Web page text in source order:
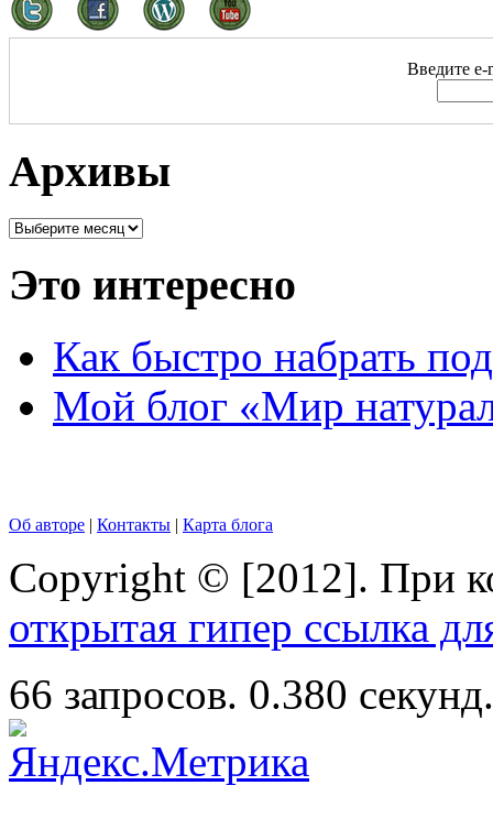
Введите e-
Архивы
Это интересно
Как быстро набрать
Мой блог «Мир
Об авторе | Контакты | Карта блога
Copyright © [2012]. При
открытая гипер ссылка
66 запросов. 0.380 секунд.